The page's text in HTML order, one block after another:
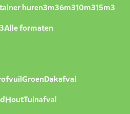
huren3m36m310m315m3
Alle formaten
GroenDakafval
HoutTuinafval